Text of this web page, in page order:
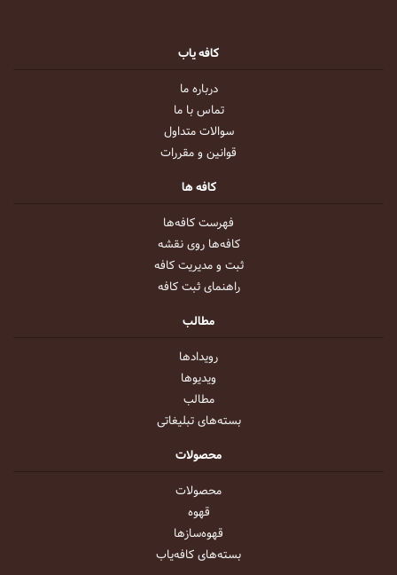
کافه یاب
درباره ما
تماس با ما
سوالات متداول
قوانین و مقررات
کافه ها
فهرست کافه‌ها
کافه‌ها روی نقشه
ثبت و مدیریت کافه
راهنمای ثبت کافه
مطالب
رویداد‌ها
ویدیو‌ها
مطالب
بسته‌های تبلیغاتی
محصولات
محصولات
قهوه
قهوه‌ساز‌ها
بسته‌های کافه‌یاب